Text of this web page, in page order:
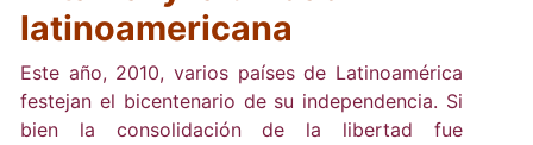
latinoamericana
Este año, 2010, varios países de Latinoamérica
festejan el bicentenario de su independencia. Si
bien la consolidación de la libertad fue